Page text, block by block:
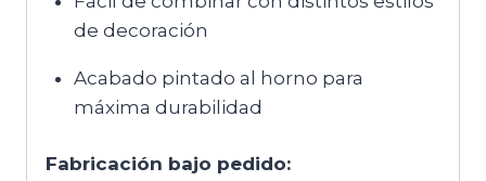
de decoración
Acabado pintado al horno para
máxima durabilidad
Fabricación bajo pedido: